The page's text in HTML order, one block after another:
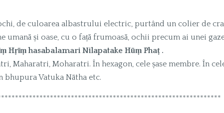
de culoarea albastrului electric, purtând un colier de
umană și oase, cu o față frumoasă, ochii precum ai unei
Hṛīṃ hasabalamari Nilapatake Hūṃ Phaṭ .
Maharatri, Moharatri. În hexagon, cele șase membre. În
bhupura Vatuka Nātha etc.